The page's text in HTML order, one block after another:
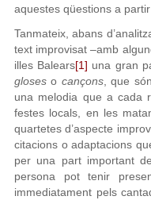
aquestes qüestions a
Tanmateix, abans
text improvisat –amb
illes Balears[1] una gran
gloseso cançons, que
una melodia que a cada
festes locals, en les
quartetes d’aspecte
citacions o adaptacions
per una part important
persona pot tenir
immediatament pels